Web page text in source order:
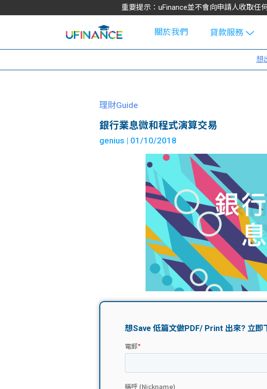
重要提示：uFinance並不會向申請人收取任
關於我們
貸款服務
學生貸款
大學生學費
貸款計數
機
網上私人貸
款
貸款計數
機
想
理財Guide
銀行業息微和程式演算交易
genius | 01/10/2018